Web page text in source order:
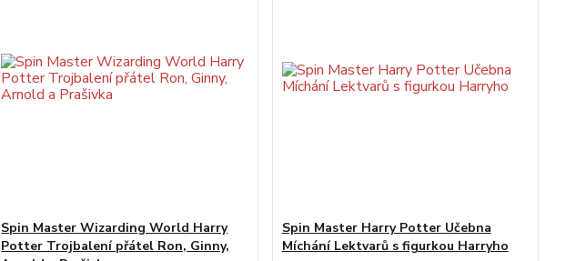
Spin Master Wizarding World Harry
Potter Trojbalení přátel Ron, Ginny,
Spin Master Harry Potter Učebna
Míchání Lektvarů s figurkou Harryho